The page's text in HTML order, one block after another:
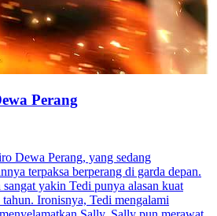
Perang
Dewa Perang, yang sedang
terpaksa berperang di garda depan.
yakin Tedi punya alasan kuat
Ironisnya, Tedi mengalami